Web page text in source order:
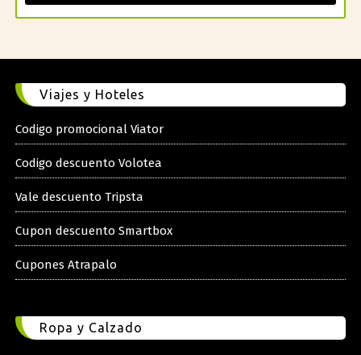
Viajes y Hoteles
Codigo promocional Viator
Codigo descuento Volotea
Vale descuento Tripsta
Cupon descuento Smartbox
Cupones Atrapalo
Ropa y Calzado